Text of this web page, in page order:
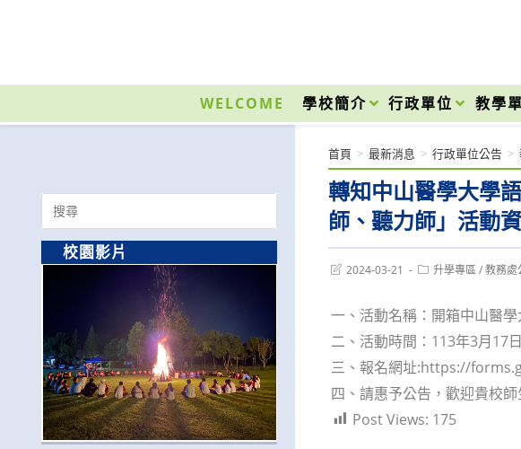
內
WELCOME 學校簡介 行政單位 教學
轉知中山醫學大學
師、聽力師」活動
首頁 > 最新消息 > 行政單位公告 >
Post2024-03-21
Post升學專區 / 教務處
一、活動名稱：開箱中山醫
二、活動時間：113年3月17
三、報名網址:https://
四、請惠予公告，歡迎貴校師
Post Views: 175
Search
for:
校園影片